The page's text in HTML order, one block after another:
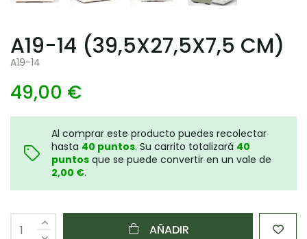
A19-14 (39,5X27,5X7,5 CM)
A19-14
49,00 €
Al comprar este producto puedes recolectar
hasta 40 puntos. Su carrito totalizará 40
puntos que se puede convertir en un vale de
2,00 €.
AÑADIR